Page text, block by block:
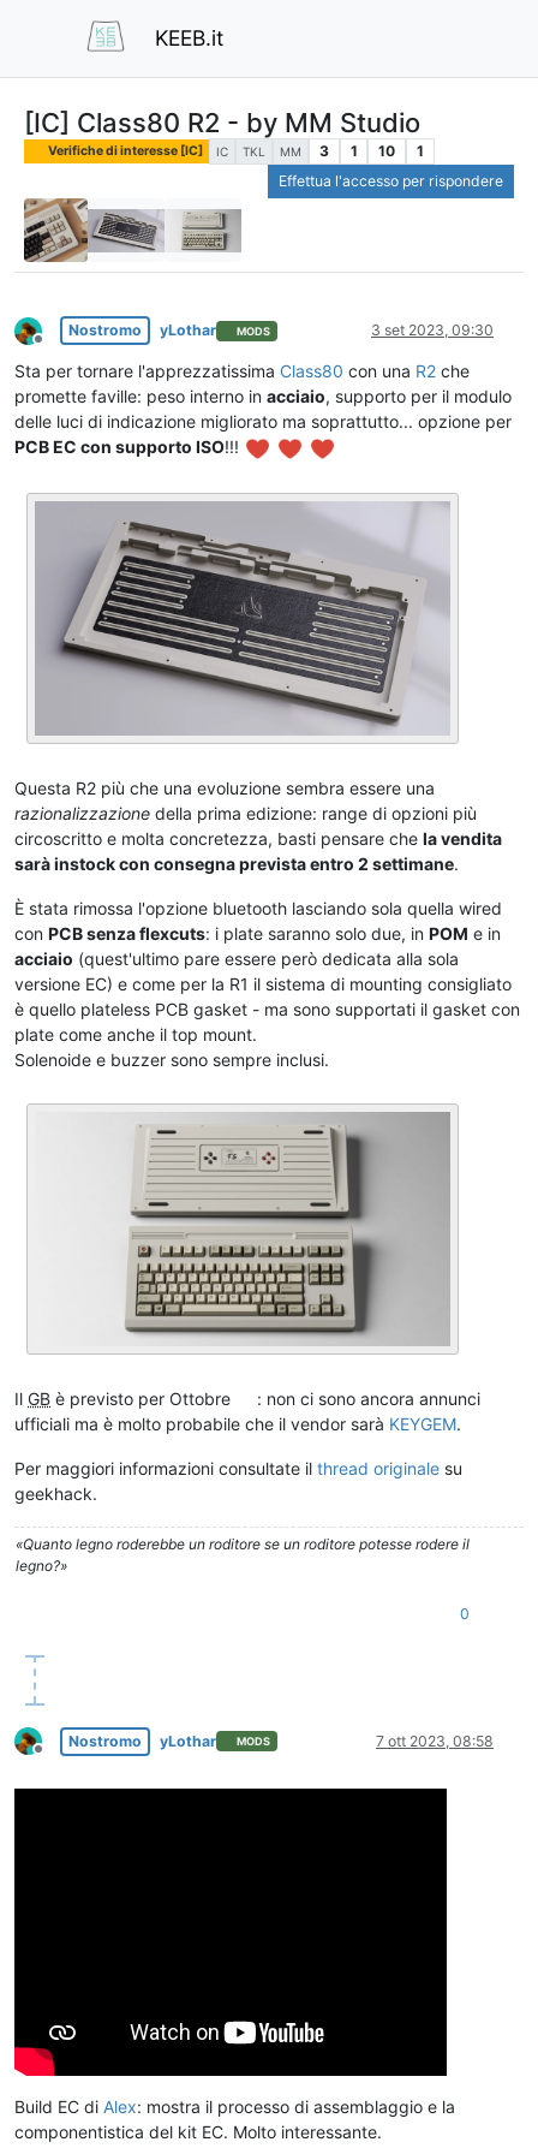
KEEB.it
[IC] Class80 R2 - by MM Studio
Verifiche di interesse [IC] IC TKL MM 3 1 10
1
Effettua l'accesso per rispondere
Non in linea
Nostromo yLothar MODS 3 set 2023, 09:30
Sta per tornare l'apprezzatissima Class80 con una R2 che
promette faville: peso interno in acciaio, supporto per il modulo
delle luci di indicazione migliorato ma soprattutto... opzione per
PCB EC con supporto ISO!!!
Questa R2 più che una evoluzione sembra essere una
razionalizzazione della prima edizione: range di opzioni più
circoscritto e molta concretezza, basti pensare che la vendita
sarà instock con consegna prevista entro 2 settimane.
È stata rimossa l'opzione bluetooth lasciando sola quella wired
con PCB senza flexcuts: i plate saranno solo due, in POM e in
acciaio (quest'ultimo pare essere però dedicata alla sola
versione EC) e come per la R1 il sistema di mounting consigliato
è quello plateless PCB gasket - ma sono supportati il gasket con
plate come anche il top mount.
Solenoide e buzzer sono sempre inclusi.
Il GB è previsto per Ottobre
: non ci sono ancora annunci
ufficiali ma è molto probabile che il vendor sarà KEYGEM.
Per maggiori informazioni consultate il thread originale su
geekhack.
«Quanto legno roderebbe un roditore se un roditore potesse rodere il
legno?»
0
Non in linea
Nostromo yLothar MODS 7 ott 2023, 08:58
Build EC di Alex: mostra il processo di assemblaggio e la
componentistica del kit EC. Molto interessante.